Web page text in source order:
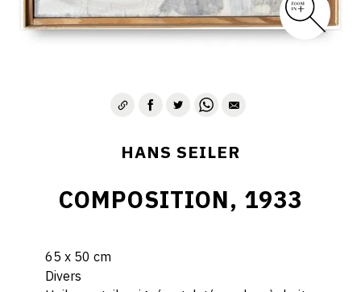
HANS SEILER
COMPOSITION, 1933
65 x 50 cm
Divers